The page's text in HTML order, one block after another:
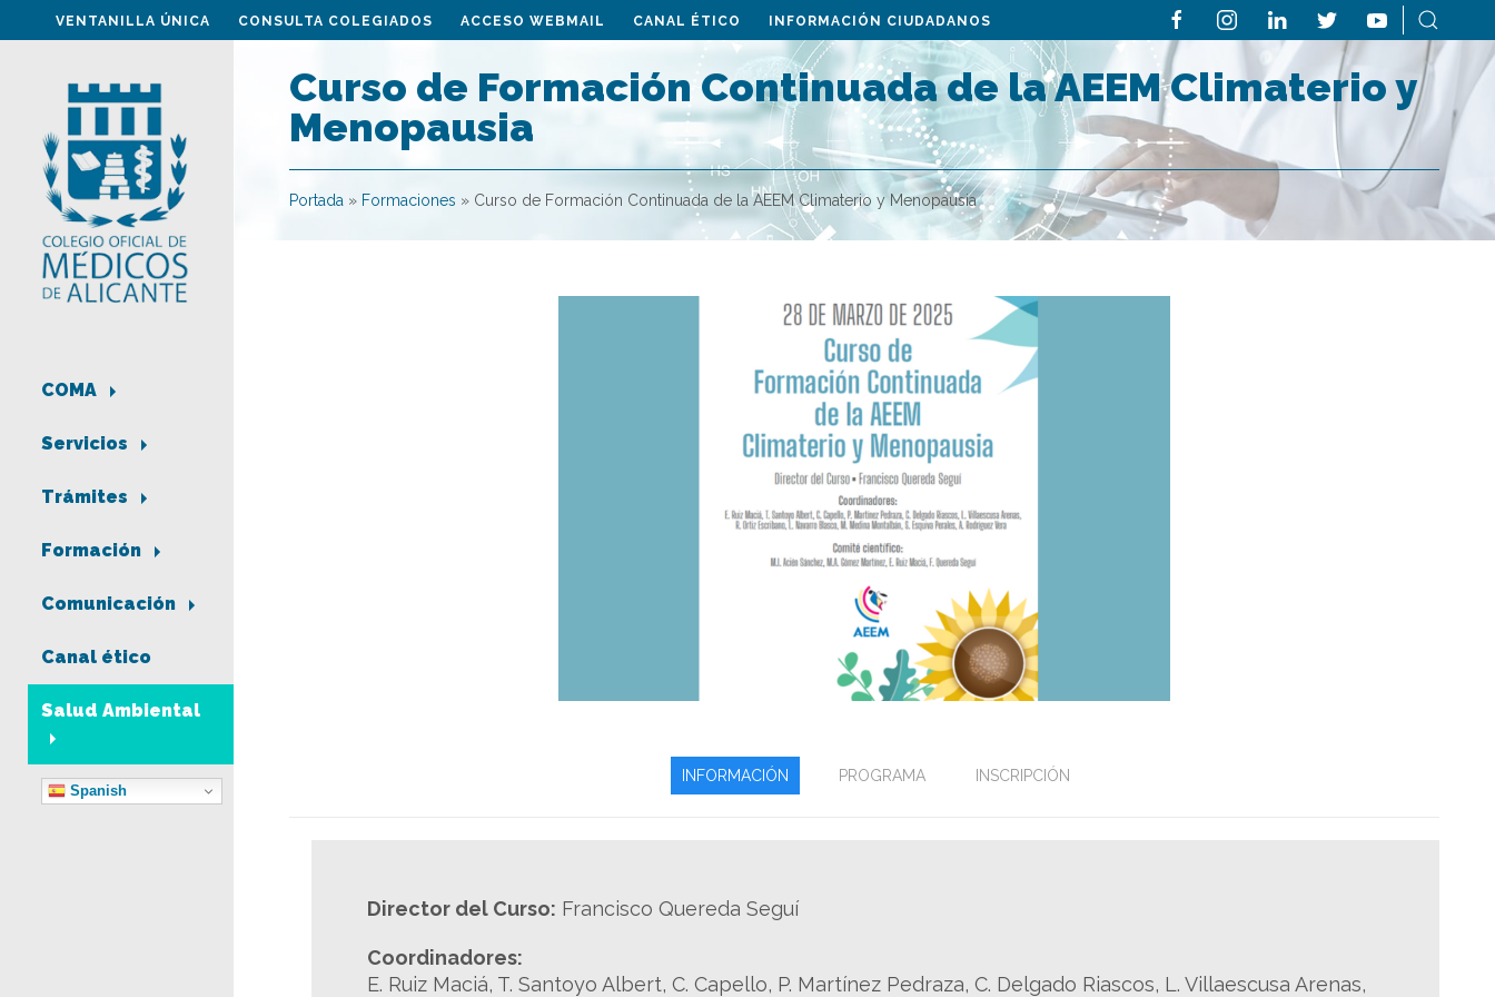
VENTANILLA ÚNICA CONSULTA COLEGIADOS ACCESO WEBMAIL CANAL ÉTICO INFORMACIÓN CIUDADANOS
COMA
Servicios
Trámites
Formación
Comunicación
Canal ético
Salud Ambiental
Spanish
Curso de Formación Continuada de la AEEM Climaterio y
Menopausia
Portada » Formaciones » Curso de Formación Continuada de la AEEM Climaterio y Menopausia
INFORMACIÓN PROGRAMA INSCRIPCIÓN
Director del Curso: Francisco Quereda Seguí
Coordinadores:
E. Ruiz Maciá, T. Santoyo Albert, C. Capello, P. Martínez Pedraza, C. Delgado Riascos, L. Villaescusa Arenas,